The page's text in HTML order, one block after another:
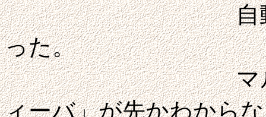
自動演奏のピ
った。
マル・ウォル
ィーバ」が先かわから